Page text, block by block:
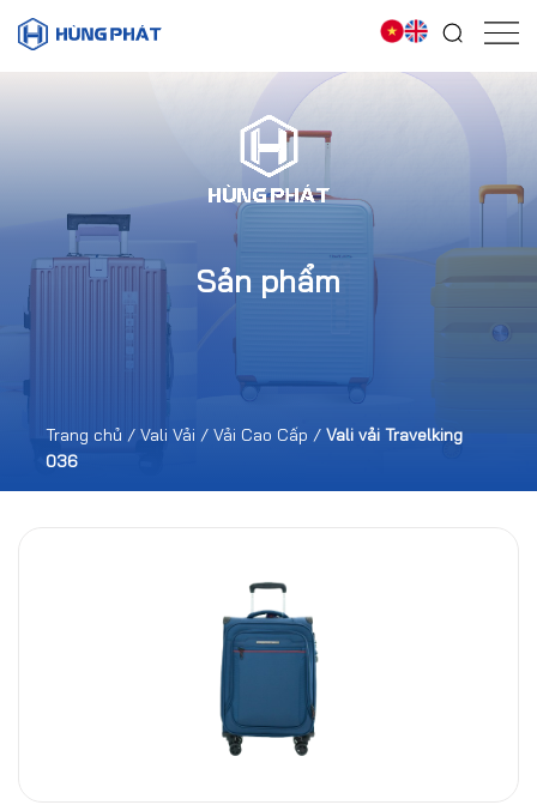
Sản phẩm
Trang chủ / Vali Vải / Vải Cao Cấp / Vali vải Travelking
036